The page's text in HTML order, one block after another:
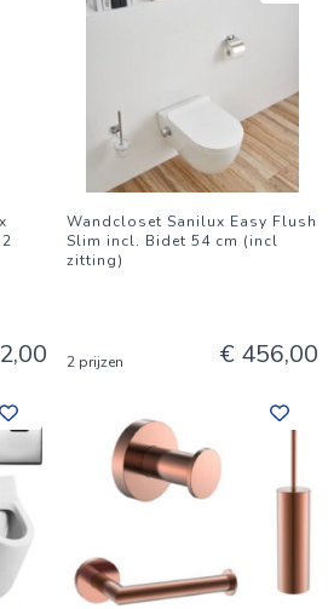
Wandcloset Sanilux Easy Flush
Slim incl. Bidet 54 cm (incl
zitting)
2 prijzen € 456,00